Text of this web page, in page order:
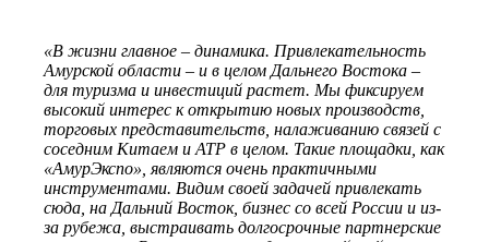
«В жизни главное – динамика. Привлекательность
Амурской области – и в целом Дальнего Востока –
для туризма и инвестиций растет. Мы фиксируем
высокий интерес к открытию новых производств,
торговых представительств, налаживанию связей с
соседним Китаем и АТР в целом. Такие площадки, как
«АмурЭкспо», являются очень практичными
инструментами. Видим своей задачей привлекать
сюда, на Дальний Восток, бизнес со всей России и из-
за рубежа, выстраивать долгосрочные партнерские